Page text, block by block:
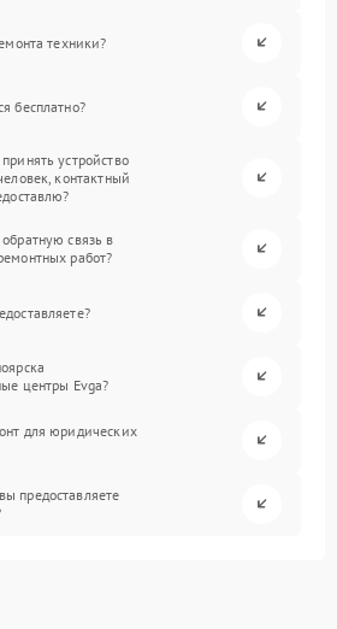
техники?
бесплатно?
устройство
контактный
связь в
работ?
центры Evga?
для юридических
предоставляете